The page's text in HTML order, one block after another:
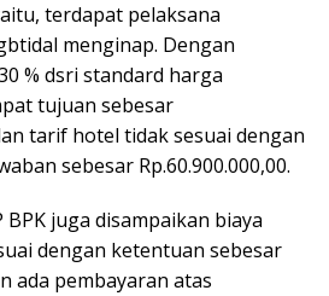
terdapat pelaksana
menginap. Dengan
% dsri standard harga
tujuan sebesar
tarif hotel tidak sesuai dengan
sebesar Rp.60.900.000,00.
BPK juga disampaikan biaya
dengan ketentuan sebesar
ada pembayaran atas